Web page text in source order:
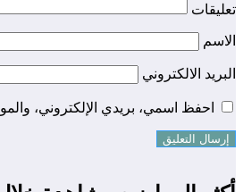
تعليقات
الاسم
البريد الالكتروني
احفظ اسمي، بريدي الإلكتروني،